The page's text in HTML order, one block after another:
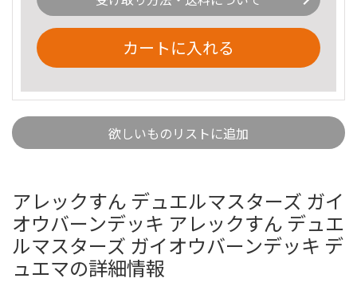
カートに入れる
欲しいものリストに追加
アレックすん デュエルマスターズ ガイ
オウバーンデッキ アレックすん デュエ
ルマスターズ ガイオウバーンデッキ デ
ュエマの詳細情報